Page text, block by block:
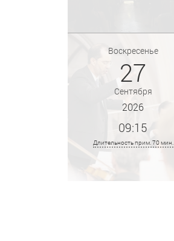
Воскресенье
27
Сентября
2026
09:15
Длительность прим. 70 мин.